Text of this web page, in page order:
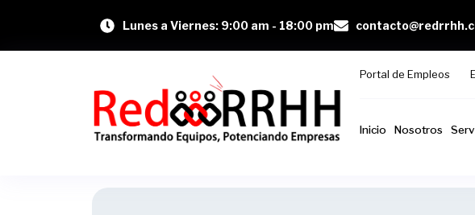
Lunes a Viernes: 9:00 am - 18:00 pm
Portal de Empleos
Inicio Nosotros